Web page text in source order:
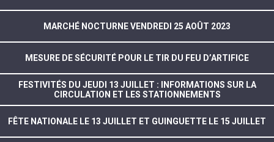
MARCHÉ NOCTURNE VENDREDI 25 AOÛT 2023
MESURE DE SÉCURITÉ POUR LE TIR DU FEU D’ARTIFICE
FESTIVITÉS DU JEUDI 13 JUILLET : INFORMATIONS SUR LA
CIRCULATION ET LES STATIONNEMENTS
FÊTE NATIONALE LE 13 JUILLET ET GUINGUETTE LE 15 JUILLET